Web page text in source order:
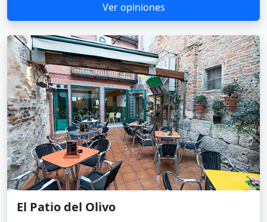
Ver opiniones
El Patio del Olivo